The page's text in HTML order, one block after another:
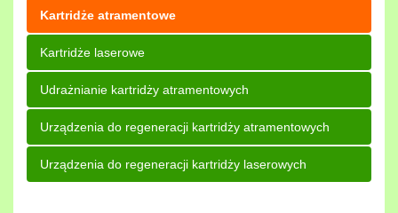
Kartridże atramentowe
Kartridże laserowe
Udrażnianie kartridży atramentowych
Urządzenia do regeneracji kartridży atramentowych
Urządzenia do regeneracji kartridży laserowych